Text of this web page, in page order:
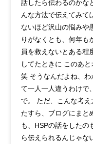
話したら伝わるのかな
んな方法で伝えてみて
ないほど沢山の悩みや
りがなくとも、何年も
員を救えないとある程
してたときに このあ
笑 そうなんだよね、
て一人一人違うわけで
で。 ただ、こんな考
たすら、ブログにまと
も、HSPの話をしたの
ら伝えられるんじゃな